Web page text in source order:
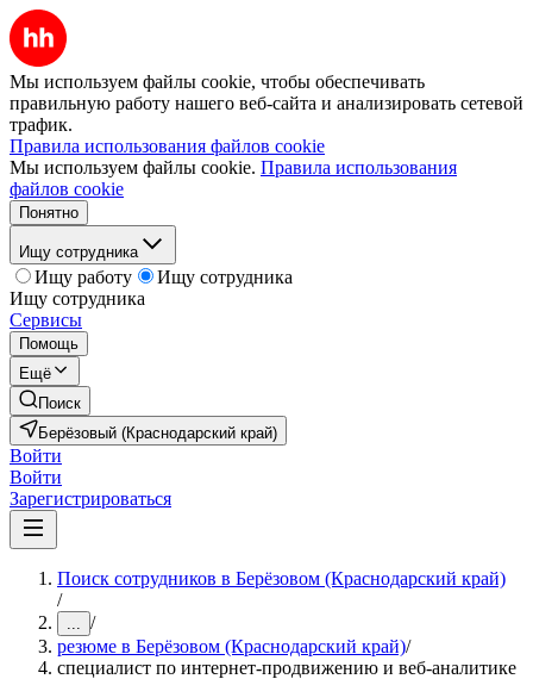
Мы используем файлы cookie, чтобы обеспечивать
правильную работу нашего веб-сайта и анализировать сетевой
трафик.
Правила использования файлов cookie
Мы используем файлы cookie. Правила использования
файлов cookie
Понятно
Ищу сотрудника
Ищу работу
Ищу сотрудника
Ищу сотрудника
Сервисы
Помощь
Ещё
Поиск
Берёзовый (Краснодарский край)
Войти
Войти
Зарегистрироваться
Поиск сотрудников в Берёзовом (Краснодарский край)
/
... /
резюме в Берёзовом (Краснодарский край)/
специалист по интернет-продвижению и веб-аналитике